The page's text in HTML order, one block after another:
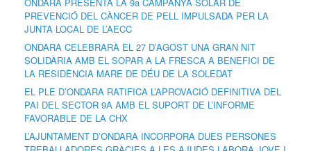
PREVENCIÓ DEL CÀNCER DE PELL IMPULSADA PER LA
JUNTA LOCAL DE L’AECC
ONDARA CELEBRARÀ EL 27 D’AGOST UNA GRAN NIT
SOLIDÀRIA AMB EL SOPAR A LA FRESCA A BENEFICI DE
LA RESIDÈNCIA MARE DE DÉU DE LA SOLEDAT
EL PLE D’ONDARA RATIFICA L’APROVACIÓ DEFINITIVA DEL
PAI DEL SECTOR 9A AMB EL SUPORT DE L’INFORME
FAVORABLE DE LA CHX
L’AJUNTAMENT D’ONDARA INCORPORA DUES PERSONES